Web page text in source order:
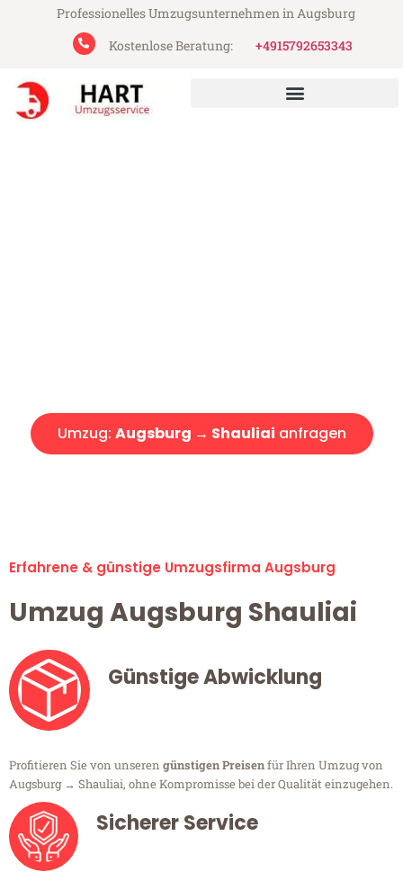
Professionelles Umzugsunternehmen in Augsburg
Kostenlose Beratung:
+4915792653343
Umzug: Augsburg → Shauliai anfragen
Erfahrene & günstige Umzugsfirma Augsburg
Umzug Augsburg Shauliai
Günstige Abwicklung
Profitieren Sie von unseren günstigen Preisenfür Ihren Umzug von
Augsburg → Shauliai, ohne Kompromisse bei der Qualität einzugehen.
Sicherer Service